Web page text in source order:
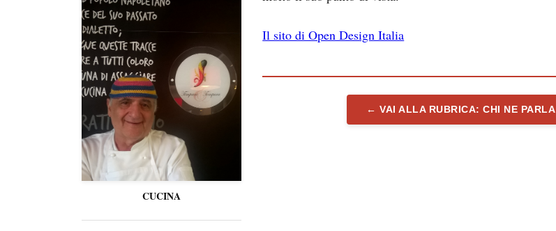
CUCINA
Il sito di Open Design Italia
← VAI ALLA RUBRICA: CHI NE PARLA